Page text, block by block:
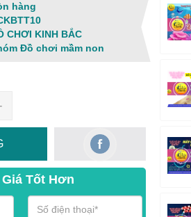
hàng
CHƠI KINH BẮC
Đồ chơi mầm non
Giá Tốt Hơn